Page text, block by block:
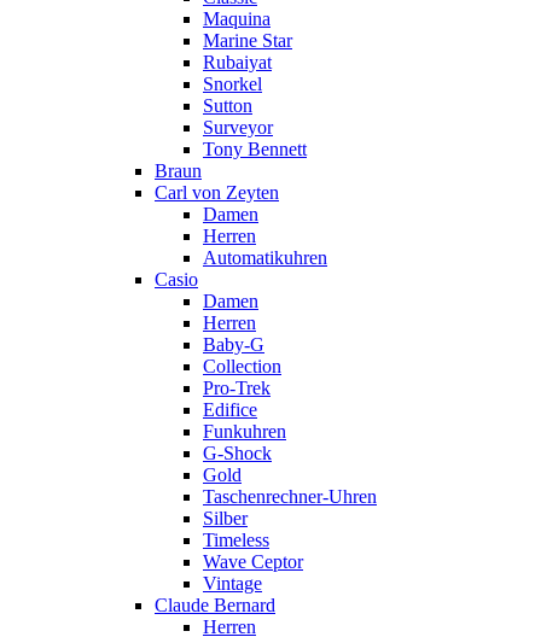
Maquina
Marine Star
Rubaiyat
Snorkel
Sutton
Surveyor
Tony Bennett
Braun
Carl von Zeyten
Damen
Herren
Automatikuhren
Casio
Damen
Herren
Baby-G
Collection
Pro-Trek
Edifice
Funkuhren
G-Shock
Gold
Taschenrechner-Uhren
Silber
Timeless
Wave Ceptor
Vintage
Claude Bernard
Herren